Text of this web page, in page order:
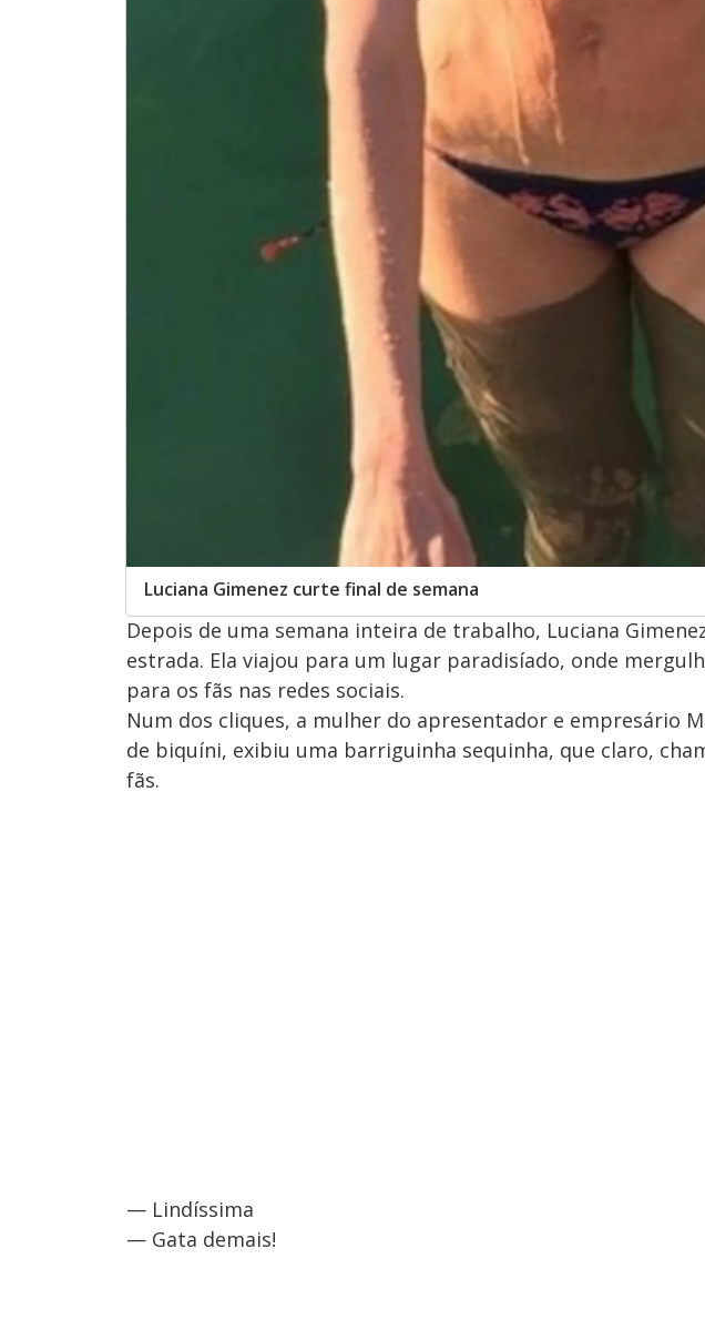
Luciana Gimenez curte final de semana
Depois de uma semana inteira de trabalho, Luciana
estrada. Ela viajou para um lugar paradisíado, onde
para os fãs nas redes sociais.
Num dos cliques, a mulher do apresentador e empresário
de biquíni, exibiu uma barriguinha sequinha, que claro,
fãs.
— Lindíssima
— Gata demais!